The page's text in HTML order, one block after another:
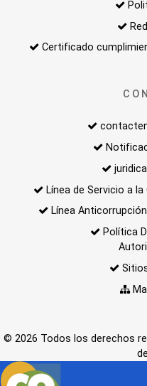
Certificado
Línea de Servicio a
Línea
Política
© 2026 Todos los derechos